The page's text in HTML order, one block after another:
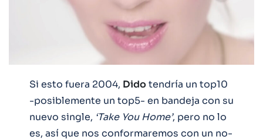
Si esto fuera 2004, Didotendría un top10
-posiblemente un top5- en bandeja con su
nuevo single, ‘Take You Home’, pero no lo
es, así que nos conformaremos con un no-